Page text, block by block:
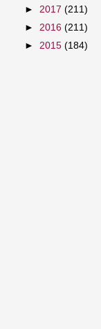
► 2017 (211)
► 2016 (211)
► 2015 (184)